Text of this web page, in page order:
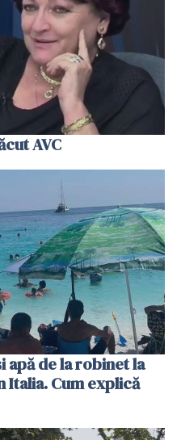
AVC
apă de la robinet la
Italia. Cum explică